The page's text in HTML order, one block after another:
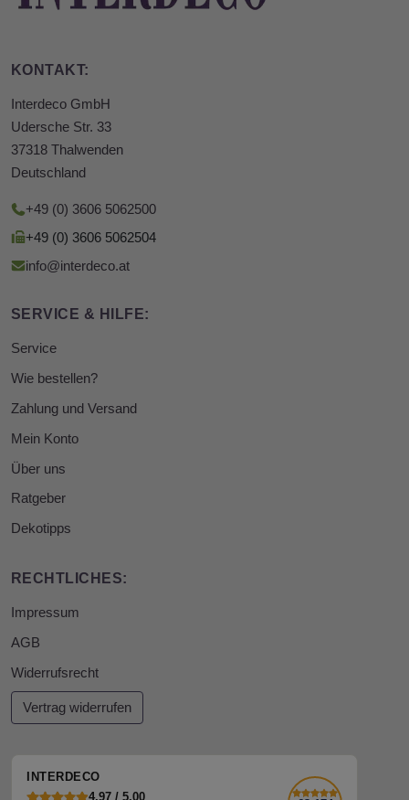
KONTAKT:
Interdeco GmbH
Udersche Str. 33
37318 Thalwenden
Deutschland
+49 (0) 3606 5062500
+49 (0) 3606 5062504
info@interdeco.at
SERVICE & HILFE:
Service
Wie bestellen?
Zahlung und Versand
Mein Konto
Über uns
Ratgeber
Dekotipps
RECHTLICHES:
Impressum
AGB
Widerrufsrecht
Vertrag widerrufen
INTERDECO
4,97 / 5,00